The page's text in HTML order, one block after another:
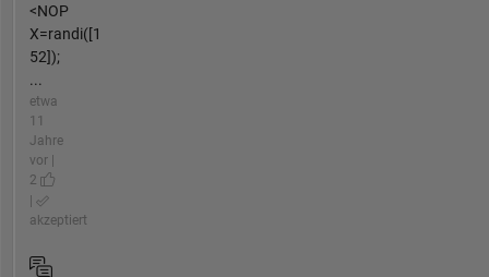
<NOP
X=randi([1
52]);
...
etwa
11
Jahre
vor |
2
|
akzeptiert